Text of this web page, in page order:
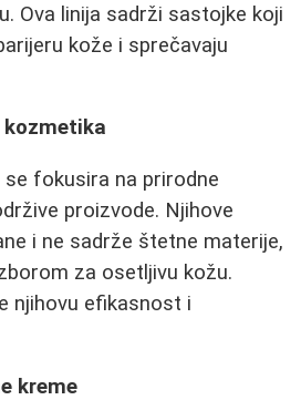
Ova linija sadrži sastojke koji
kože i sprečavaju
kozmetika
fokusira na prirodne
proizvode. Njihove
i ne sadrže štetne materije,
za osetljivu kožu.
njihovu efikasnost i
kreme